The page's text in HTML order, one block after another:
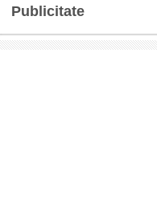
Publicitate